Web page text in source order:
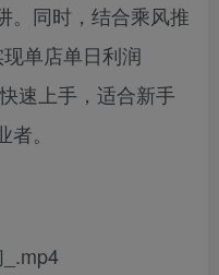
。同时，结合乘风推
单店单日利润
速上手，适合新手
。